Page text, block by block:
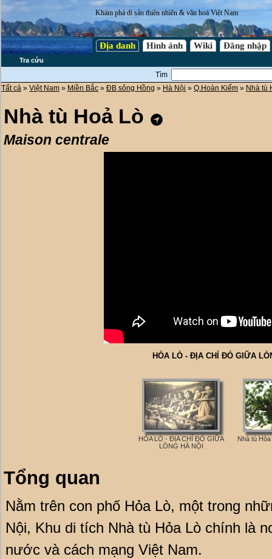
Khám phá di sản thiên nhiên & văn hoá Việt Nam
Địa danh Hình ảnh Wiki Đăng nhập
Tra cứu
Tìm
Tất cả » Việt Nam » Miền Bắc » ĐB sông Hồng » Hà Nội » Q.Hoàn Kiếm » Nhà tù
Nhà tù Hoả Lò
Maison centrale
HỎA LÒ - ĐỊA CHỈ ĐỎ GIỮA
HỎA LÒ - ĐỊA CHỈ ĐỎ GIỮA
LÒNG HÀ NỘI
Nhà tù
Tổng quan
Nằm trên con phố Hỏa Lò, một trong
Nội, Khu di tích Nhà tù Hỏa Lò chính là
nước và cách mạng Việt Nam.